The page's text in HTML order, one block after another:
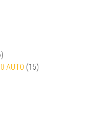
AUTO (15)